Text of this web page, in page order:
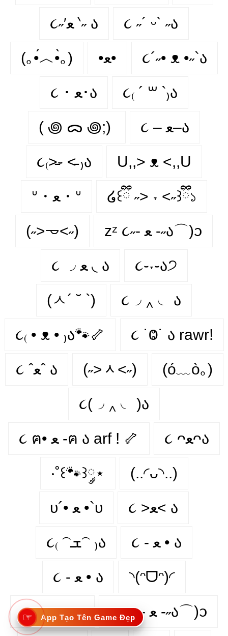
૮˶′ﻌ ‵˶ ა ૮ ˶´ ᵕˋ ˶ა
(｡•́︿•̀｡) •ﻌ• ૮´˶• ᴥ •˶`ა
૮ ･ ﻌ･ა ૮₍ ´ ꒳ `₎ა
( ꩜ ᯅ ꩜;)⁭ ⁭ ૮ – ﻌ–ა
૮₍˃̵֊ ˂̵ ₎ა U,,> ᴥ <,,U
ᐡ・ﻌ・ᐡ ໒꒰ྀི ˶> ˕ <˶꒱ྀི১
(˶˃𐃷˂˶) zᶻ ૮˶- ﻌ -˶ა⌒)ᦱ
૮ ◞ ﻌ ◟ ა ૮֊˕֊ა੭
(ㅅ´ ˘ `) ૮◞ ‸ ◟ ა
૮₍ • ᴥ • ₎ა🐾🦴 ૮ ˙Ⱉ˙ ა rawr!
૮ ˆﻌˆ ა (˶˃ᆺ˂˶) (ó﹏ò｡)
૮(◞ ‸ ◟ )ა
૮ ฅ• ﻌ -ฅ ა arf ! 🦴 ૮ ᴖﻌᴖა
‧˚꒰🐾꒱༘⋆ (..◜ᴗ◝..)
υ´• ﻌ •`υ ૮ >ﻌ< ა
૮₍ 𝁽ܫ𝁽 ₎ა ૮ - ﻌ • ა⁩
૮ - ﻌ • ა ◝(ᵔᗜᵔ)◜
૮⍝• ᴥ •⍝ა zᶻ ૮˶- ﻌ -˶ა⌒)ᦱ ☞ App Tạo Tên Game Đẹp